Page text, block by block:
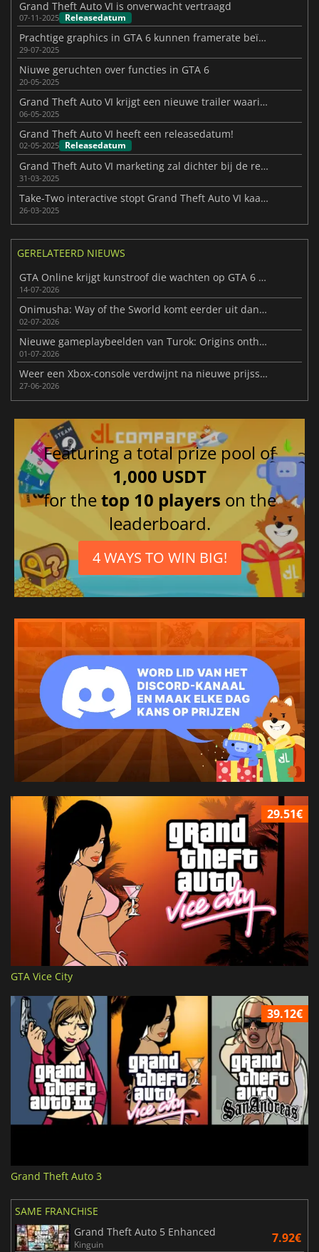
Grand Theft Auto VI is onverwacht vertraagd
07-11-2025 Releasedatum
Prachtige graphics in GTA 6 kunnen framerate beïnvloeden
29-07-2025
Niuwe geruchten over functies in GTA 6
20-05-2025
Grand Theft Auto VI krijgt een nieuwe trailer waarin Jason centraal staat
06-05-2025
Grand Theft Auto VI heeft een releasedatum!
02-05-2025 Releasedatum
Grand Theft Auto VI marketing zal dichter bij de release opvoeren
31-03-2025
Take-Two interactive stopt Grand Theft Auto VI kaartmodificatie
26-03-2025
GERELATEERD NIEUWS
GTA Online krijgt kunstroof die wachten op GTA 6 verzacht
14-07-2026
Onimusha: Way of the Sworld komt eerder uit dan verwacht
02-07-2026
Nieuwe gameplaybeelden van Turok: Origins onthuld voor release
01-07-2026
Weer een Xbox-console verdwijnt na nieuwe prijsstijgingen
27-06-2026
Featuring a total prize pool of
1,000 USDT
for thetop 10 players on the
leaderboard.
4 WAYS TO WIN BIG!
29.51€
GTA Vice City
39.12€
Grand Theft Auto 3
SAME FRANCHISE
Grand Theft Auto 5 Enhanced
Kinguin 7.92€